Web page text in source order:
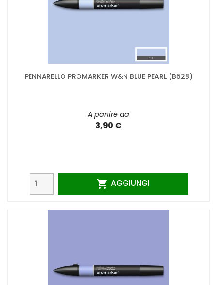
PENNARELLO PROMARKER W&N BLUE PEARL (B528)
A partire da
3,90 €
 AGGIUNGI